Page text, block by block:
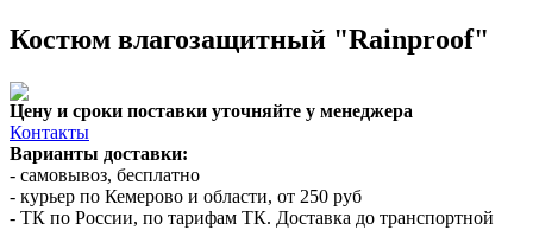
Костюм влагозащитный "Rainproof"
Цену и сроки поставки уточняйте у менеджера
Контакты
Варианты доставки:
- самовывоз, бесплатно
- курьер по Кемерово и области, от 250 руб
- ТК по России, по тарифам ТК. Доставка до транспортной